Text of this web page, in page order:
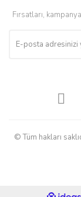
Fırsatları,
© Tüm hakları